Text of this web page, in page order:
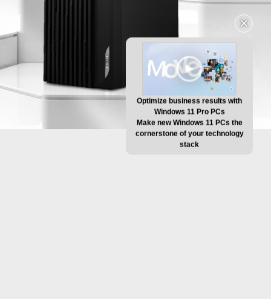
✕
Optimize business results with
Windows 11 Pro PCs
Make new Windows 11 PCs the
cornerstone of your technology
stack